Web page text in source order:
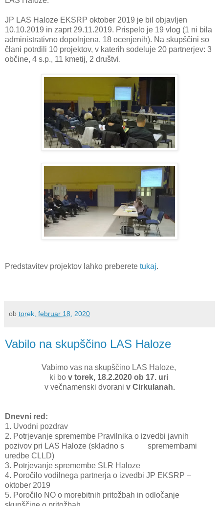
JP LAS Haloze EKSRP oktober 2019 je bil objavljen
10.10.2019 in zaprt 29.11.2019. Prispelo je 19 vlog (1 ni bila
administrativno dopolnjena, 18 ocenjenih). Na skupščini so
člani potrdili 10 projektov, v katerih sodeluje 20 partnerjev: 3
občine, 4 s.p., 11 kmetij, 2 društvi.
Predstavitev projektov lahko preberete tukaj.
ob torek, februar 18, 2020
Vabilo na skupščino LAS Haloze
Vabimo vas na skupščino LAS Haloze,
ki bo v torek, 18.2.2020 ob 17. uri
v večnamenski dvorani v Cirkulanah.
Dnevni red:
1. Uvodni pozdrav
2. Potrjevanje spremembe Pravilnika o izvedbi javnih
pozivov pri LAS Haloze (skladno s spremembami
uredbe CLLD)
3. Potrjevanje spremembe SLR Haloze
4. Poročilo vodilnega partnerja o izvedbi JP EKSRP –
oktober 2019
5. Poročilo NO o morebitnih pritožbah in odločanje